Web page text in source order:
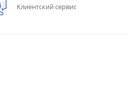
Клиентский сервис